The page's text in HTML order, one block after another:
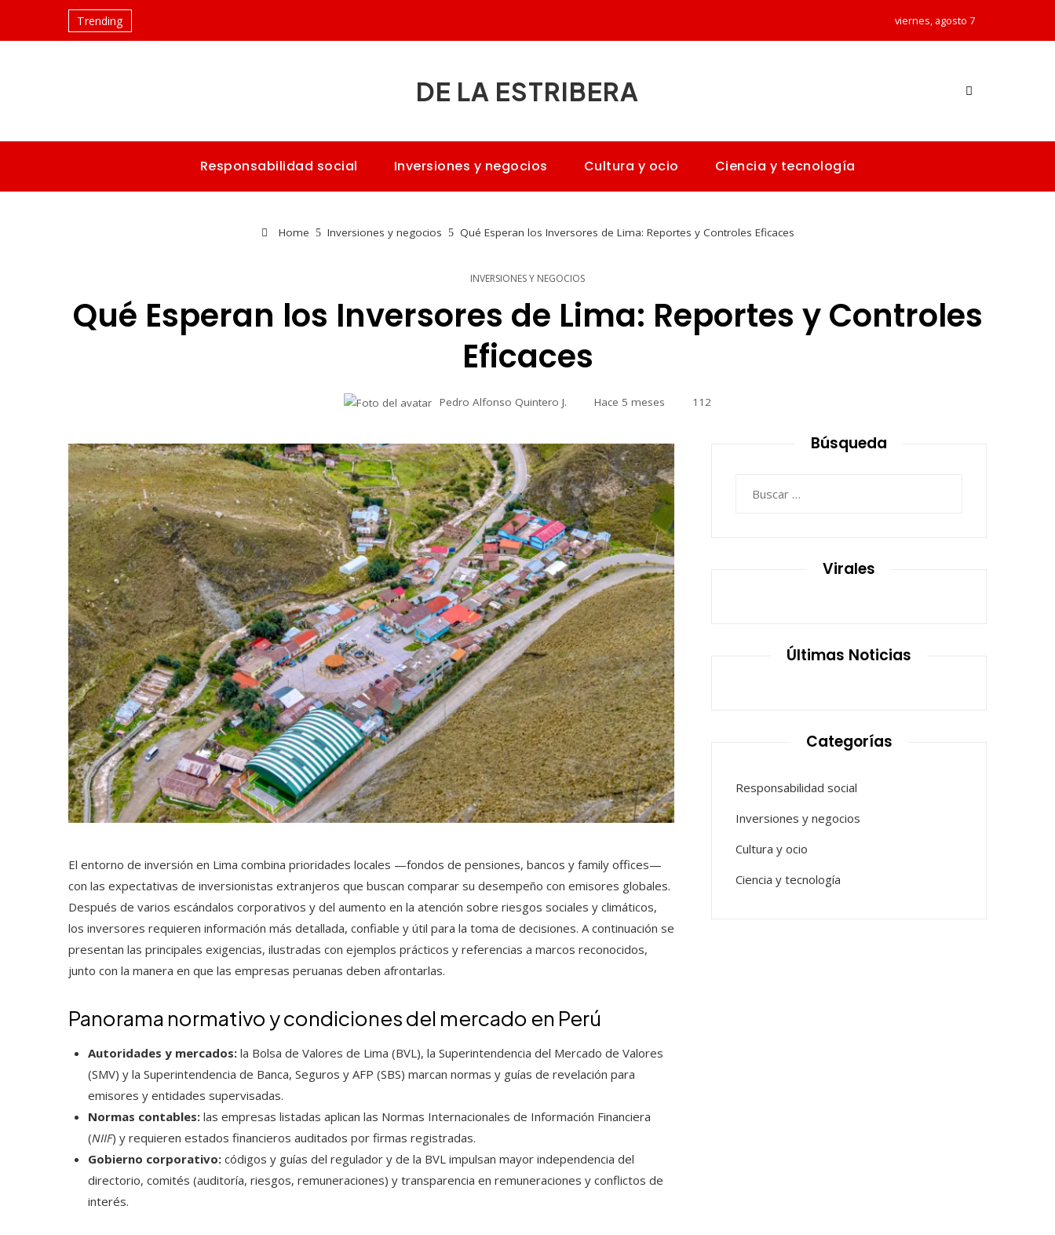
Trending viernes, agosto 7
DE LA ESTRIBERA
Responsabilidad social Inversiones y negocios Cultura y ocio Ciencia y tecnología
Home Inversiones y negocios Qué Esperan los Inversores de Lima: Reportes y Controles Eficaces
INVERSIONES Y NEGOCIOS
Qué Esperan los Inversores de Lima: Reportes y Controles
Eficaces
Pedro Alfonso Quintero J. Hace 5 meses 112
El entorno de inversión en Lima combina prioridades locales —fondos de pensiones, bancos y family offices—
con las expectativas de inversionistas extranjeros que buscan comparar su desempeño con emisores globales.
Después de varios escándalos corporativos y del aumento en la atención sobre riesgos sociales y climáticos,
los inversores requieren información más detallada, confiable y útil para la toma de decisiones. A continuación se
presentan las principales exigencias, ilustradas con ejemplos prácticos y referencias a marcos reconocidos,
junto con la manera en que las empresas peruanas deben afrontarlas.
Panorama normativo y condiciones del mercado en Perú
Autoridades y mercados: la Bolsa de Valores de Lima (BVL), la Superintendencia del Mercado de Valores
(SMV) y la Superintendencia de Banca, Seguros y AFP (SBS) marcan normas y guías de revelación para
emisores y entidades supervisadas.
Normas contables: las empresas listadas aplican las Normas Internacionales de Información Financiera
(NIIF) y requieren estados financieros auditados por firmas registradas.
Gobierno corporativo: códigos y guías del regulador y de la BVL impulsan mayor independencia del
directorio, comités (auditoría, riesgos, remuneraciones) y transparencia en remuneraciones y conflictos de
interés.
Búsqueda
Virales
Últimas Noticias
Categorías
Responsabilidad social
Inversiones y negocios
Cultura y ocio
Ciencia y tecnología